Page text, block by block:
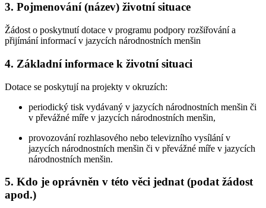
3. Pojmenování (název) životní situace
Žádost o poskytnutí dotace v programu podpory rozšiřování a
přijímání informací v jazycích národnostních menšin
4. Základní informace k životní situaci
Dotace se poskytují na projekty v okruzích:
periodický tisk vydávaný v jazycích národnostních menšin či
v převážné míře v jazycích národnostních menšin,
provozování rozhlasového nebo televizního vysílání v
jazycích národnostních menšin či v převážné míře v jazycích
národnostních menšin.
5. Kdo je oprávněn v této věci jednat (podat žádost
apod.)